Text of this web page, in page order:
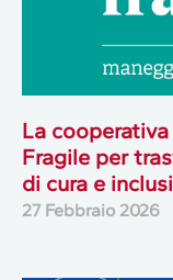
La
Fragile per
di cura e
27 Febbraio 2026